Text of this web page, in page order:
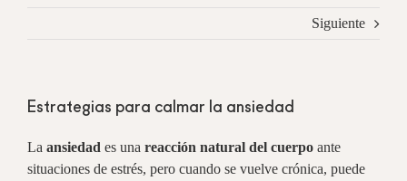
Siguiente
Estrategias para calmar la ansiedad
La ansiedad es una reacción natural del cuerpo ante
situaciones de estrés, pero cuando se vuelve crónica, puede